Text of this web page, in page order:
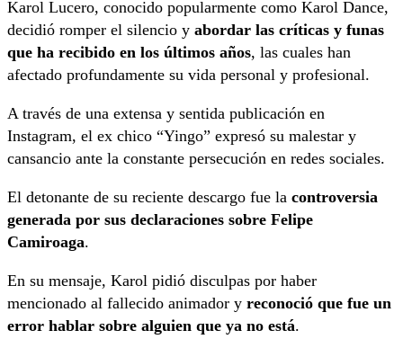
Karol Lucero, conocido popularmente como Karol Dance,
decidió romper el silencio y abordar las críticas y funas
que ha recibido en los últimos años, las cuales han
afectado profundamente su vida personal y profesional.
A través de una extensa y sentida publicación en
Instagram, el ex chico “Yingo” expresó su malestar y
cansancio ante la constante persecución en redes sociales.
El detonante de su reciente descargo fue la controversia
generada por sus declaraciones sobre Felipe
Camiroaga.
En su mensaje, Karol pidió disculpas por haber
mencionado al fallecido animador y reconoció que fue un
error hablar sobre alguien que ya no está.